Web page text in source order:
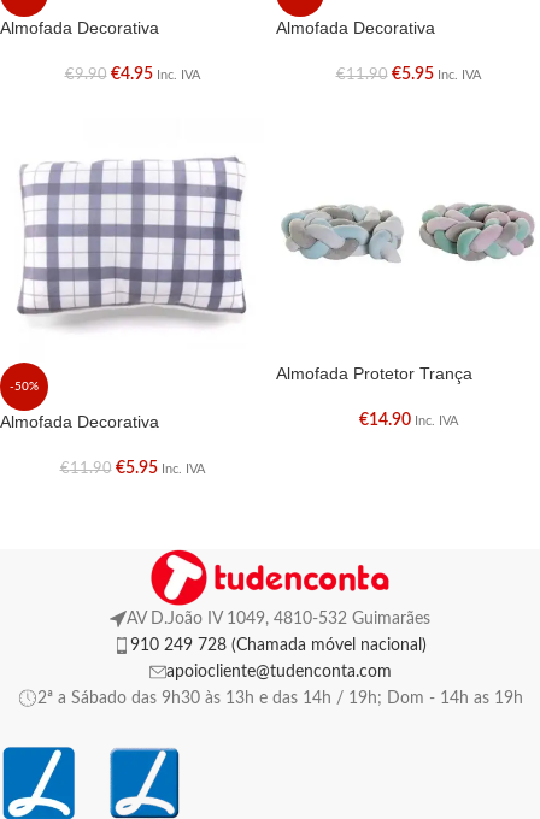
Almofada Decorativa
€9.90 €4.95 Inc. IVA
Almofada Decorativa
€11.90 €5.95 Inc. IVA
-50%
Almofada Decorativa
€11.90 €5.95 Inc. IVA
Almofada Protetor Trança
€14.90 Inc. IVA
AV D.João IV 1049, 4810-532 Guimarães
910 249 728 (Chamada móvel nacional)
apoiocliente@tudenconta.com
2ª a Sábado das 9h30 às 13h e das 14h / 19h; Dom - 14h as 19h